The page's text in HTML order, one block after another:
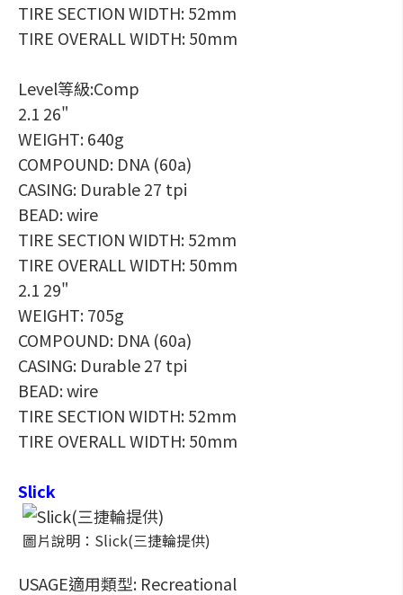
TIRE SECTION WIDTH: 52mm
TIRE OVERALL WIDTH: 50mm
Level等級:Comp
2.1 26"
WEIGHT: 640g
COMPOUND: DNA (60a)
CASING: Durable 27 tpi
BEAD: wire
TIRE SECTION WIDTH: 52mm
TIRE OVERALL WIDTH: 50mm
2.1 29"
WEIGHT: 705g
COMPOUND: DNA (60a)
CASING: Durable 27 tpi
BEAD: wire
TIRE SECTION WIDTH: 52mm
TIRE OVERALL WIDTH: 50mm
Slick
圖片說明：Slick(三捷輪提供)
USAGE適用類型: Recreational